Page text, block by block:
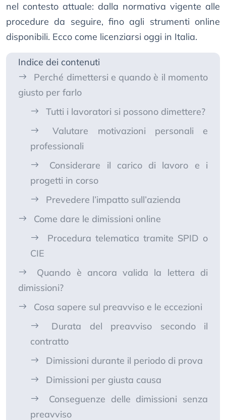
nel contesto attuale: dalla normativa vigente alle
procedure da seguire, fino agli strumenti online
disponibili. Ecco come licenziarsi oggi in Italia.
Indice dei contenuti
Perché dimettersi e quando è il momento
giusto per farlo
Tutti i lavoratori si possono dimettere?
Valutare motivazioni personali e
professionali
Considerare il carico di lavoro e i
progetti in corso
Prevedere l’impatto sull’azienda
Come dare le dimissioni online
Procedura telematica tramite SPID o
CIE
Quando è ancora valida la lettera di
dimissioni?
Cosa sapere sul preavviso e le eccezioni
Durata del preavviso secondo il
contratto
Dimissioni durante il periodo di prova
Dimissioni per giusta causa
Conseguenze delle dimissioni senza
preavviso